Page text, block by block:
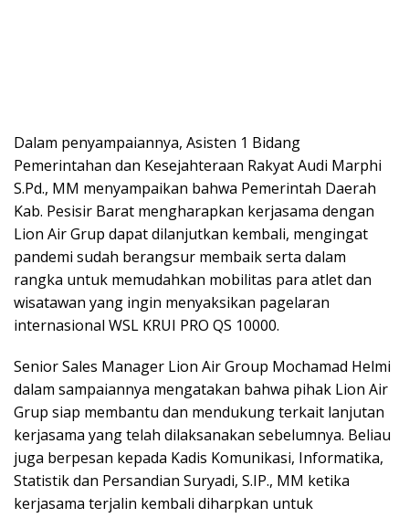
Dalam penyampaiannya, Asisten 1 Bidang
Pemerintahan dan Kesejahteraan Rakyat Audi Marphi
S.Pd., MM menyampaikan bahwa Pemerintah Daerah
Kab. Pesisir Barat mengharapkan kerjasama dengan
Lion Air Grup dapat dilanjutkan kembali, mengingat
pandemi sudah berangsur membaik serta dalam
rangka untuk memudahkan mobilitas para atlet dan
wisatawan yang ingin menyaksikan pagelaran
internasional WSL KRUI PRO QS 10000.
Senior Sales Manager Lion Air Group Mochamad Helmi
dalam sampaiannya mengatakan bahwa pihak Lion Air
Grup siap membantu dan mendukung terkait lanjutan
kerjasama yang telah dilaksanakan sebelumnya. Beliau
juga berpesan kepada Kadis Komunikasi, Informatika,
Statistik dan Persandian Suryadi, S.IP., MM ketika
kerjasama terjalin kembali diharpkan untuk